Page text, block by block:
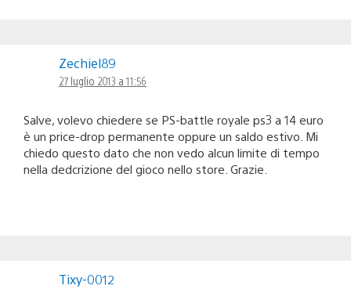
Zechiel89
27 luglio 2013 a 11:56
Salve, volevo chiedere se PS-battle royale ps3 a 14 euro
è un price-drop permanente oppure un saldo estivo. Mi
chiedo questo dato che non vedo alcun limite di tempo
nella dedcrizione del gioco nello store. Grazie.
Tixy-0012